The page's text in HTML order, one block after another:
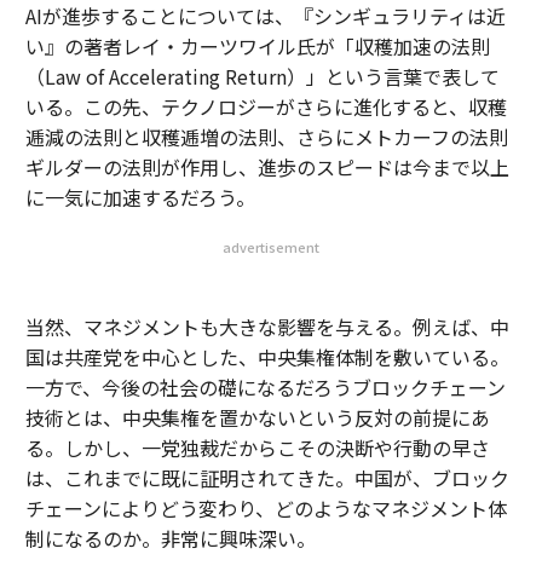
AIが進歩することについては、『シンギュラリティは近
い』の著者レイ・カーツワイル氏が「収穫加速の法則
（Law of Accelerating Return）」という言葉で表して
いる。この先、テクノロジーがさらに進化すると、収穫
逓減の法則と収穫逓増の法則、さらにメトカーフの法則
ギルダーの法則が作用し、進歩のスピードは今まで以上
に一気に加速するだろう。
advertisement
当然、マネジメントも大きな影響を与える。例えば、中
国は共産党を中心とした、中央集権体制を敷いている。
一方で、今後の社会の礎になるだろうブロックチェーン
技術とは、中央集権を置かないという反対の前提にあ
る。しかし、一党独裁だからこその決断や行動の早さ
は、これまでに既に証明されてきた。中国が、ブロック
チェーンによりどう変わり、どのようなマネジメント体
制になるのか。非常に興味深い。